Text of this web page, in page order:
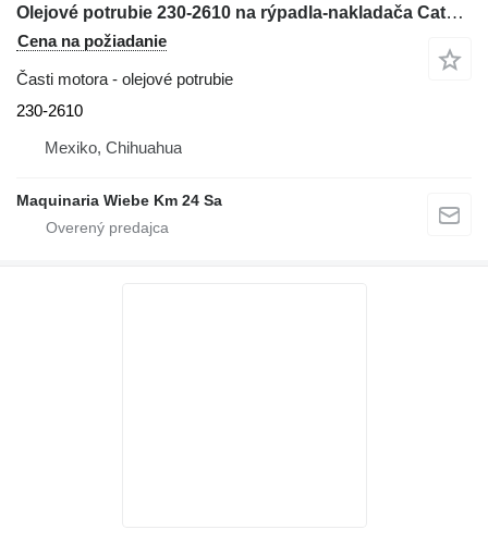
Olejové potrubie 230-2610 na rýpadla-nakladača Caterpillar 416E
Cena na požiadanie
Časti motora - olejové potrubie
230-2610
Mexiko, Chihuahua
Maquinaria Wiebe Km 24 Sa